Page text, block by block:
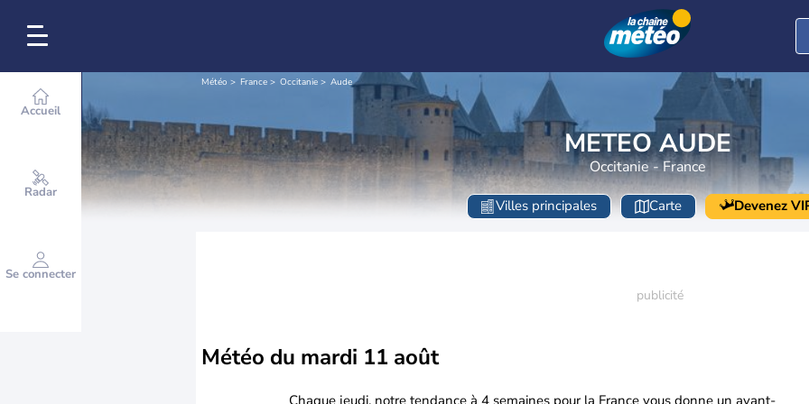
Accueil
Radar
Se connecter
Météo France Occitanie Aude
METEO AUDE
Occitanie - France
Villes principales Carte Devenez
Météo du mardi 11 août
Chaque jeudi, notre tendance à 4 semaines pour la France vous donne un avant-